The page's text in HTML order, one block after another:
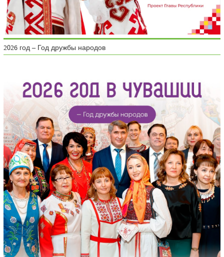
2026 год – Год дружбы народов